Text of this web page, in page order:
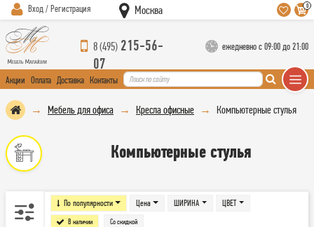
Вход / Регистрация Москва 0
8 (495) 215-56-
07
ежедневно с 09:00 до 21:00
Акции Оплата Доставка Контакты
Мебель для офиса Кресла офисные Компьютерные стулья
Компьютерные стулья
По популярности Цена
В наличии Со скидкой
ШИРИНА ЦВЕТ